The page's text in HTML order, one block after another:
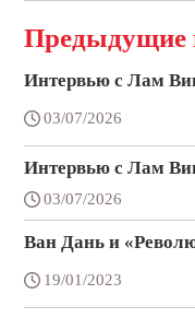
Предыдущие
Интервью с Лам
03/07/2026
Интервью с Лам
03/07/2026
Ван Дань и
19/01/2023